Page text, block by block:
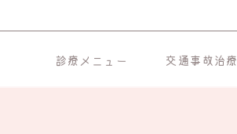
診療メニュー 交通事故治療